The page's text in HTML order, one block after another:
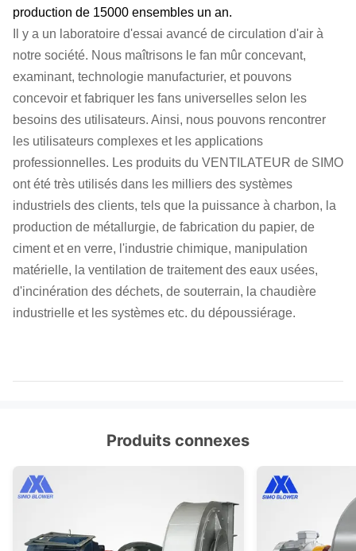
production de 15000 ensembles un an.
Il y a un laboratoire d'essai avancé de circulation d'air à
notre société. Nous maîtrisons le fan mûr concevant,
examinant, technologie manufacturier, et pouvons
concevoir et fabriquer les fans universelles selon les
besoins des utilisateurs. Ainsi, nous pouvons rencontrer
les utilisateurs complexes et les applications
professionnelles. Les produits du VENTILATEUR de SIMO
ont été très utilisés dans les milliers des systèmes
industriels des clients, tels que la puissance à charbon, la
production de métallurgie, de fabrication du papier, de
ciment et en verre, l'industrie chimique, manipulation
matérielle, la ventilation de traitement des eaux usées,
d'incinération des déchets, de souterrain, la chaudière
industrielle et les systèmes etc. du dépoussiérage.
Produits connexes